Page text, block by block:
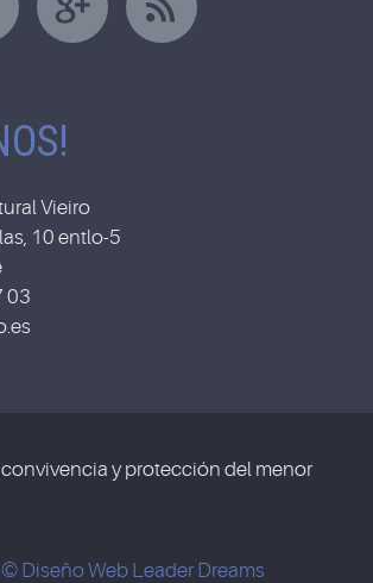
Vieiro
10 entlo-5
03
y protección del menor
Diseño Web Leader Dreams